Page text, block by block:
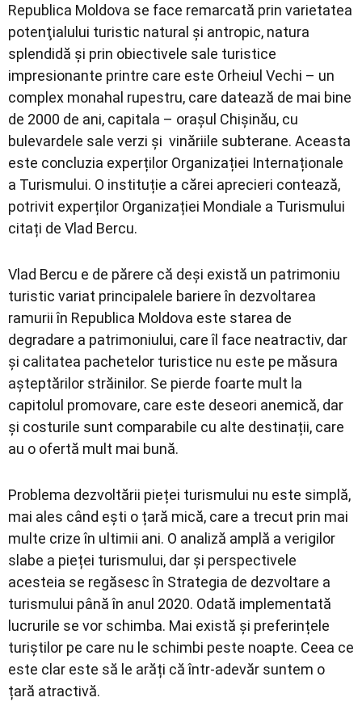
Republica Moldova se face remarcată prin varietatea
potenţialului turistic natural şi antropic, natura
splendidă și prin obiectivele sale turistice
impresionante printre care este Orheiul Vechi – un
complex monahal rupestru, care datează de mai bine
de 2000 de ani, capitala – orașul Chișinău, cu
bulevardele sale verzi și vinăriile subterane. Aceasta
este concluzia experților Organizației Internaționale
a Turismului. O instituție a cărei aprecieri contează,
potrivit experților Organizației Mondiale a Turismului
citați de Vlad Bercu.
Vlad Bercu e de părere că deși există un patrimoniu
turistic variat principalele bariere în dezvoltarea
ramurii în Republica Moldova este starea de
degradare a patrimoniului, care îl face neatractiv, dar
și calitatea pachetelor turistice nu este pe măsura
așteptărilor străinilor. Se pierde foarte mult la
capitolul promovare, care este deseori anemică, dar
și costurile sunt comparabile cu alte destinații, care
au o ofertă mult mai bună.
Problema dezvoltării pieței turismului nu este simplă,
mai ales când ești o țară mică, care a trecut prin mai
multe crize în ultimii ani. O analiză amplă a verigilor
slabe a pieței turismului, dar și perspectivele
acesteia se regăsesc în Strategia de dezvoltare a
turismului până în anul 2020. Odată implementată
lucrurile se vor schimba. Mai există și preferințele
turiștilor pe care nu le schimbi peste noapte. Ceea ce
este clar este să le arăți că într-adevăr suntem o
țară atractivă.